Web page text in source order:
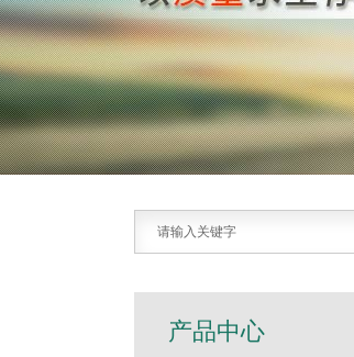
产品中心